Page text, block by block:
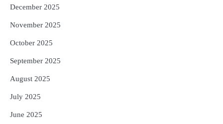
December 2025
November 2025
October 2025
September 2025
August 2025
July 2025
June 2025